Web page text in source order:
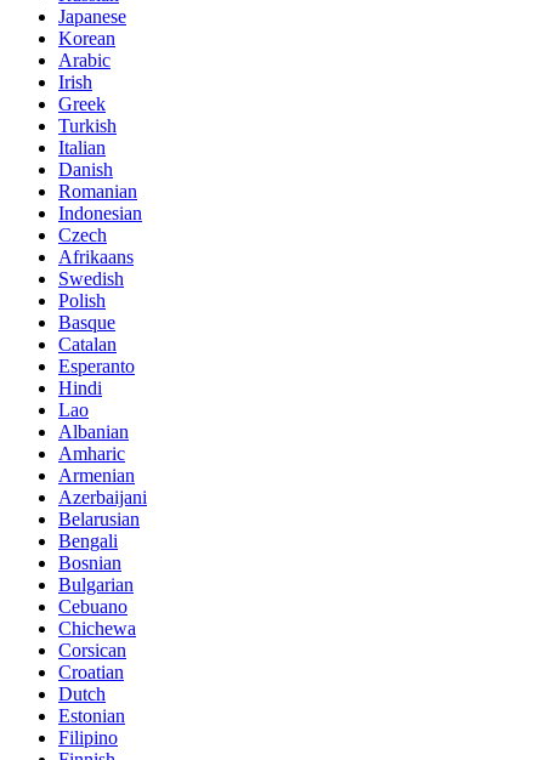
Japanese
Korean
Arabic
Irish
Greek
Turkish
Italian
Danish
Romanian
Indonesian
Czech
Afrikaans
Swedish
Polish
Basque
Catalan
Esperanto
Hindi
Lao
Albanian
Amharic
Armenian
Azerbaijani
Belarusian
Bengali
Bosnian
Bulgarian
Cebuano
Chichewa
Corsican
Croatian
Dutch
Estonian
Filipino